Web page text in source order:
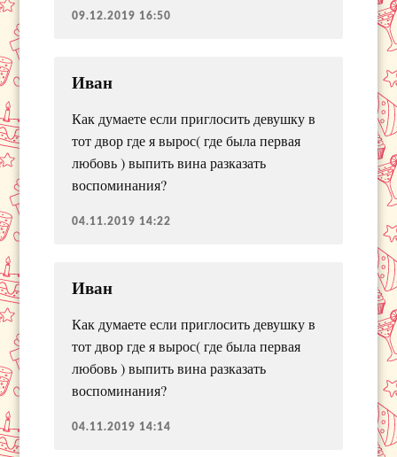
09.12.2019 16:50
Иван
Как думаете если приглосить девушку в
тот двор где я вырос( где была первая
любовь ) выпить вина разказать
воспоминания?
04.11.2019 14:22
Иван
Как думаете если приглосить девушку в
тот двор где я вырос( где была первая
любовь ) выпить вина разказать
воспоминания?
04.11.2019 14:14